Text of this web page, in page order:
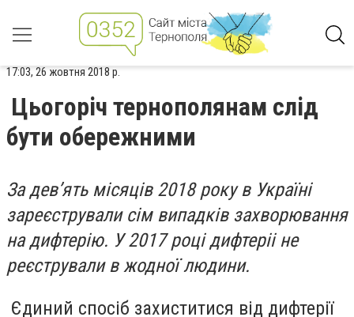
17:03, 26 жовтня 2018 р.
Цьогоріч тернополянам слід
бути обережними
За дев’ять місяців 2018 року в Україні
зареєстрували сім випадків захворювання
на дифтерію. У 2017 році дифтеріі не
реєстрували в жодної людини.
Єдиний спосіб захиститися від дифтерії